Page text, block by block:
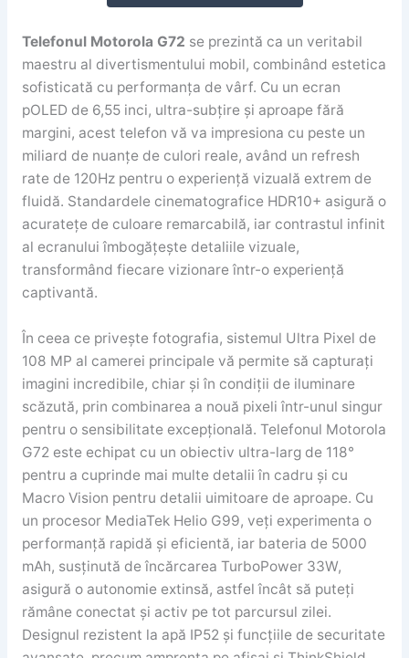
Telefonul Motorola G72 se prezintă ca un veritabil
maestru al divertismentului mobil, combinând estetica
sofisticată cu performanța de vârf. Cu un ecran
pOLED de 6,55 inci, ultra-subțire și aproape fără
margini, acest telefon vă va impresiona cu peste un
miliard de nuanțe de culori reale, având un refresh
rate de 120Hz pentru o experiență vizuală extrem de
fluidă. Standardele cinematografice HDR10+ asigură o
acuratețe de culoare remarcabilă, iar contrastul infinit
al ecranului îmbogățește detaliile vizuale,
transformând fiecare vizionare într-o experiență
captivantă.
În ceea ce privește fotografia, sistemul Ultra Pixel de
108 MP al camerei principale vă permite să capturați
imagini incredibile, chiar și în condiții de iluminare
scăzută, prin combinarea a nouă pixeli într-unul singur
pentru o sensibilitate excepțională. Telefonul Motorola
G72 este echipat cu un obiectiv ultra-larg de 118°
pentru a cuprinde mai multe detalii în cadru și cu
Macro Vision pentru detalii uimitoare de aproape. Cu
un procesor MediaTek Helio G99, veți experimenta o
performanță rapidă și eficientă, iar bateria de 5000
mAh, susținută de încărcarea TurboPower 33W,
asigură o autonomie extinsă, astfel încât să puteți
rămâne conectat și activ pe tot parcursul zilei.
Designul rezistent la apă IP52 și funcțiile de securitate